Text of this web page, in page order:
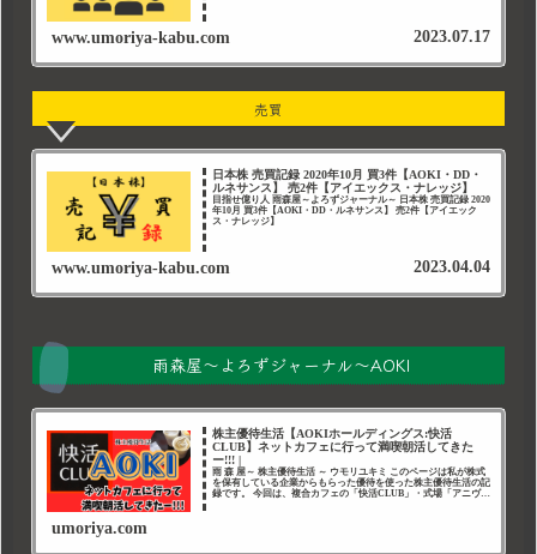
www.umoriya-kabu.com 2023.07.17
売買
日本株 売買記録 2020年10月 買3件【AOKI・DD・
ルネサンス】 売2件【アイエックス・ナレッジ】
目指せ億り人 雨森屋～よろずジャーナル～ 日本株 売買記録 2020
年10月 買3件【AOKI・DD・ルネサンス】 売2件【アイエック
ス・ナレッジ】
www.umoriya-kabu.com 2023.04.04
雨森屋～よろずジャーナル～AOKI
株主優待生活【AOKIホールディングス:快活
CLUB】ネットカフェに行って満喫朝活してきた
ー!!! |
雨 森 屋～ 株主優待生活 ～ ウモリユキミ このページは私が株式
を保有している企業からもらった優待を使った株主優待生活の記
録です。 今回は、複合カフェの「快活CLUB」・式場「アニヴェ
umoriya.com